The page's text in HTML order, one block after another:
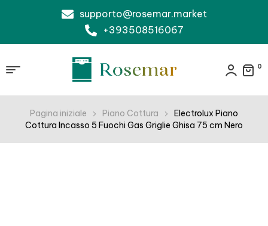
supporto@rosemar.market
+393508516067
0
Pagina iniziale Piano Cottura
Electrolux Piano
Cottura Incasso 5 Fuochi Gas Griglie Ghisa 75 cm Nero